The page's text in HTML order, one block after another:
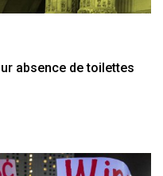
absence de toilettes